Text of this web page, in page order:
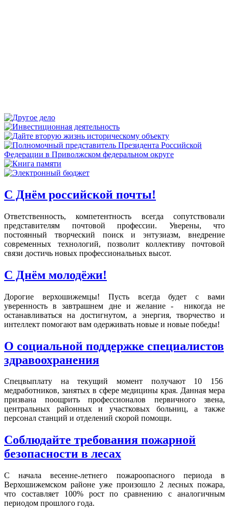
С Днём российской почты!
Ответственность, компетентность всегда сопутствовали
представителям почтовой профессии. Уверены, что
постоянный творческий поиск и энтузиазм, внедрение
современных технологий, позволит коллективу почтовой
связи достичь новых профессиональных высот.
С Днём молодёжи!
Дорогие верхошижемцы! Пусть всегда будет с вами
уверенность в завтрашнем дне и желание - никогда не
останавливаться на достигнутом, а энергия, творчество и
интеллект помогают вам одерживать новые и новые победы!
О социальной поддержке специалистов
здравоохранения
Спецвыплату на текущий момент получают 10 156
медработников, занятых в сфере медицины края. Данная мера
призвана поощрить профессионалов первичного звена,
центральных районных и участковых больниц, а также
персонал станций и отделений скорой помощи.
Соблюдайте требования пожарной
безопасности в лесах
С начала весенне-летнего пожароопасного периода в
Верхошижемском районе уже произошло 2 лесных пожара,
что составляет 100% рост по сравнению с аналогичным
периодом прошлого года.